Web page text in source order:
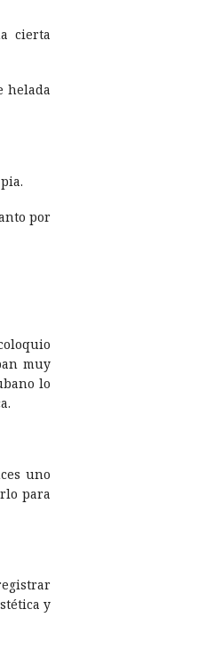
cierta
helada
por
muy
lo
uno
para
y